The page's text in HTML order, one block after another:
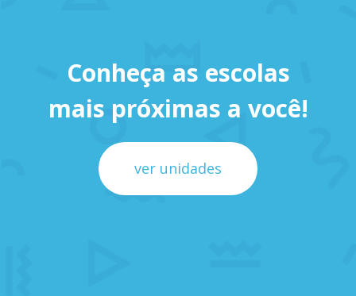
Conheça as escolas
mais próximas a você!
ver unidades